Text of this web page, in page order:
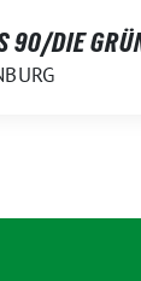
90/DIE